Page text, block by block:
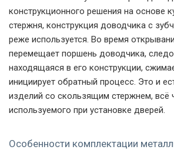
конструкционного решения на основе
стержня, конструкция доводчика с
реже используется. Во время
перемещает поршень доводчика,
находящаяся в его конструкции,
инициирует обратный процесс. Это и
изделий со скользящим стержнем, всё
используемого при установке дверей.
Особенности комплектации